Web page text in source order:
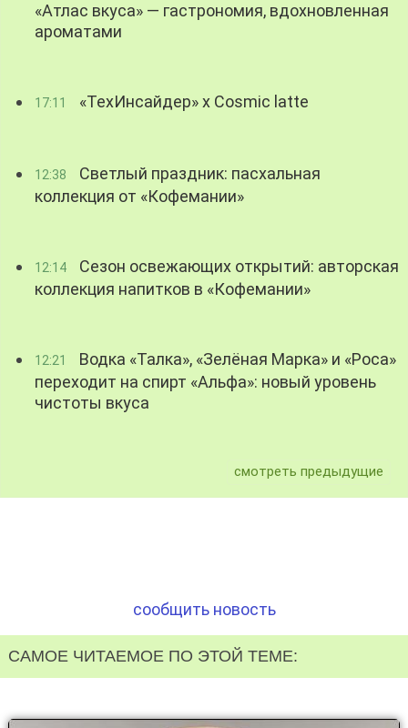
«Атлас вкуса» — гастрономия, вдохновленная
ароматами
17:11 «ТехИнсайдер» х Cosmic latte
12:38
Светлый праздник: пасхальная
коллекция от «Кофемании»
12:14
Сезон освежающих открытий: авторская
коллекция напитков в «Кофемании»
12:21
Водка «Талка», «Зелёная Марка» и «Роса»
переходит на спирт «Альфа»: новый уровень
чистоты вкуса
смотреть предыдущие
сообщить новость
САМОЕ ЧИТАЕМОЕ ПО ЭТОЙ ТЕМЕ: